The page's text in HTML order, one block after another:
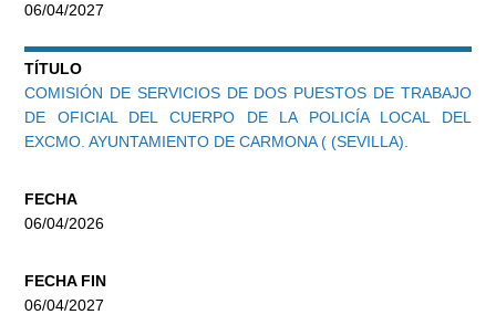
06/04/2027
TÍTULO
COMISIÓN DE SERVICIOS DE DOS PUESTOS DE TRABAJO
DE OFICIAL DEL CUERPO DE LA POLICÍA LOCAL DEL
EXCMO. AYUNTAMIENTO DE CARMONA ( (SEVILLA).
FECHA
06/04/2026
FECHA FIN
06/04/2027